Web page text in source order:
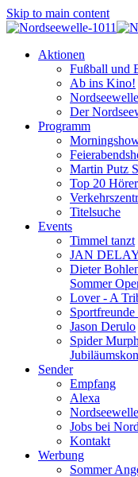
Skip to main content
Aktionen
Fußball und
Ab ins Kino!
Der
Programm
Martin Putz
Top 20
Titelsuche
Events
Timmel tanzt
JAN
Dieter
Sommer
Lover - A
Jason Derulo
Spider
Sender
Empfang
Alexa
Jobs bei
Kontakt
Werbung
Sommer